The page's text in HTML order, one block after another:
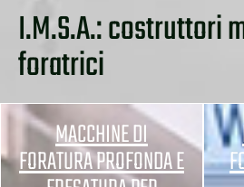
I.M.S.A.: costruttori
foratrici
MACCHINE DI
FORATURA PROFONDA E